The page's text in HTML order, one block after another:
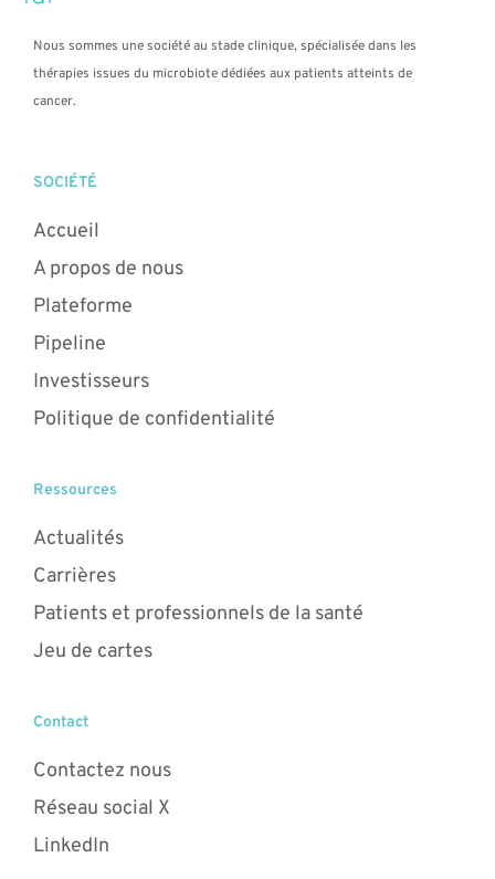
Nous sommes une société au stade clinique, spécialisée dans les
thérapies issues du microbiote dédiées aux patients atteints de
cancer.
SOCIÉTÉ
Accueil
A propos de nous
Plateforme
Pipeline
Investisseurs
Politique de confidentialité
Ressources
Actualités
Carrières
Patients et professionnels de la santé
Jeu de cartes
Contact
Contactez nous
Réseau social X
LinkedIn